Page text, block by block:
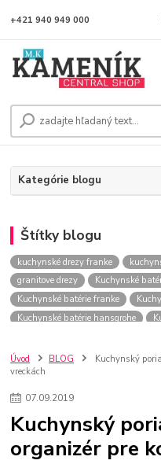
+421 940 949 000
Kategórie blogu
Štítky blogu
kuchynské drezy franke
granitove drezy
Kuchynské
Kuchynské batérie franke
Kuchynské batérie hansgrohe
kuchynské batérie sagittarius
vodovodné batérie do kuchyne
kuchynské drezy sety
bidetové batérie
vaňové batérie
vodovodné batérie blanco
Úvod BLOG
Kuchynský
vreckách
07.09.2019
Kuchynský
organizér pre